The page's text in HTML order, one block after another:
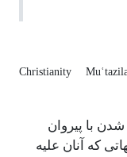
Christianity
با پیروان
که آنان علیه